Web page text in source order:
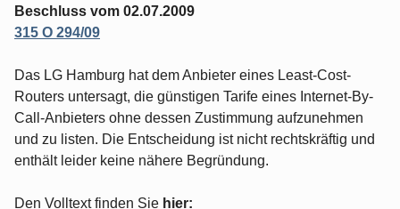
Beschluss vom 02.07.2009
315 O 294/09
Das LG Hamburg hat dem Anbieter eines Least-Cost-
Routers untersagt, die günstigen Tarife eines Internet-By-
Call-Anbieters ohne dessen Zustimmung aufzunehmen
und zu listen. Die Entscheidung ist nicht rechtskräftig und
enthält leider keine nähere Begründung.
Den Volltext finden Sie hier: